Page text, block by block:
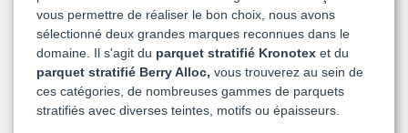
vous permettre de réaliser le bon choix, nous avons
sélectionné deux grandes marques reconnues dans le
domaine. Il s'agit du parquet stratifié Kronotex et du
parquet stratifié Berry Alloc, vous trouverez au sein de
ces catégories, de nombreuses gammes de parquets
stratifiés avec diverses teintes, motifs ou épaisseurs.